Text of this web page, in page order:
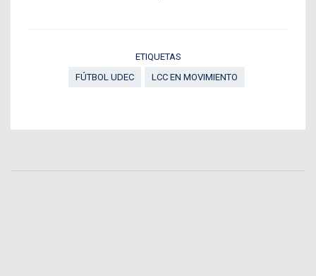
ETIQUETAS
FÚTBOL UDEC
LCC EN MOVIMIENTO